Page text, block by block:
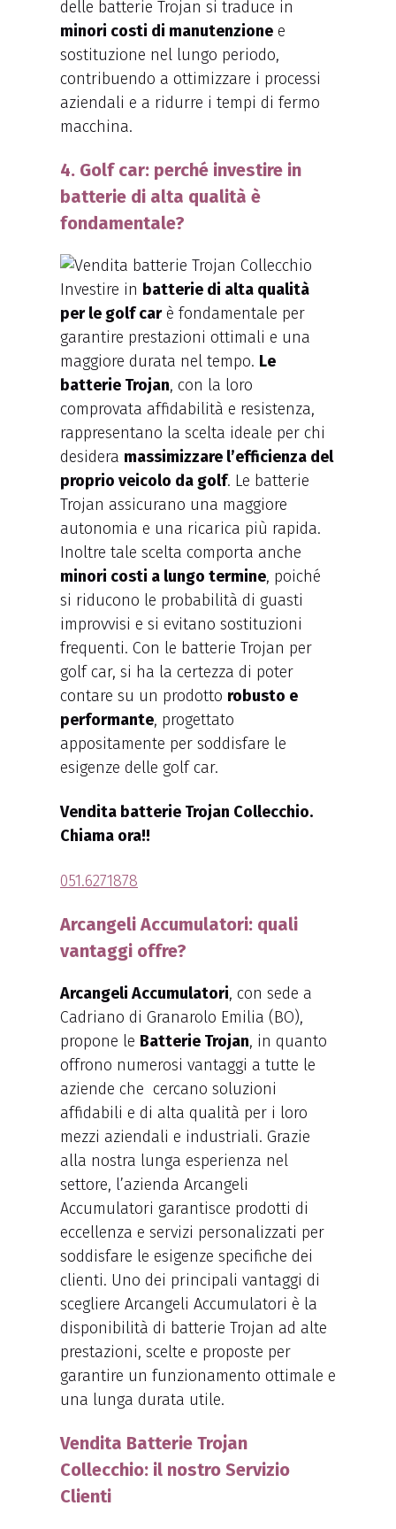
delle batterie Trojan si traduce in
minori costi di manutenzione e
sostituzione nel lungo periodo,
contribuendo a ottimizzare i processi
aziendali e a ridurre i tempi di fermo
macchina.
4. Golf car: perché investire in
batterie di alta qualità è
fondamentale?
Investire in batterie di alta qualità
per le golf carè fondamentale per
garantire prestazioni ottimali e una
maggiore durata nel tempo. Le
batterie Trojan, con la loro
comprovata affidabilità e resistenza,
rappresentano la scelta ideale per chi
desidera massimizzare l’efficienza del
proprio veicolo da golf. Le batterie
Trojan assicurano una maggiore
autonomia e una ricarica più rapida.
Inoltre tale scelta comporta anche
minori costi a lungo termine, poiché
si riducono le probabilità di guasti
improvvisi e si evitano sostituzioni
frequenti. Con le batterie Trojan per
golf car, si ha la certezza di poter
contare su un prodotto robusto e
performante, progettato
appositamente per soddisfare le
esigenze delle golf car.
Vendita batterie Trojan Collecchio.
Chiama ora!!
051.6271878
Arcangeli Accumulatori: quali
vantaggi offre?
Arcangeli Accumulatori, con sede a
Cadriano di Granarolo Emilia (BO),
propone le Batterie Trojan, in quanto
offrono numerosi vantaggi a tutte le
aziende che cercano soluzioni
affidabili e di alta qualità per i loro
mezzi aziendali e industriali. Grazie
alla nostra lunga esperienza nel
settore, l’azienda Arcangeli
Accumulatori garantisce prodotti di
eccellenza e servizi personalizzati per
soddisfare le esigenze specifiche dei
clienti. Uno dei principali vantaggi di
scegliere Arcangeli Accumulatori è la
disponibilità di batterie Trojan ad alte
prestazioni, scelte e proposte per
garantire un funzionamento ottimale e
una lunga durata utile.
Vendita Batterie Trojan
Collecchio: il nostro Servizio
Clienti